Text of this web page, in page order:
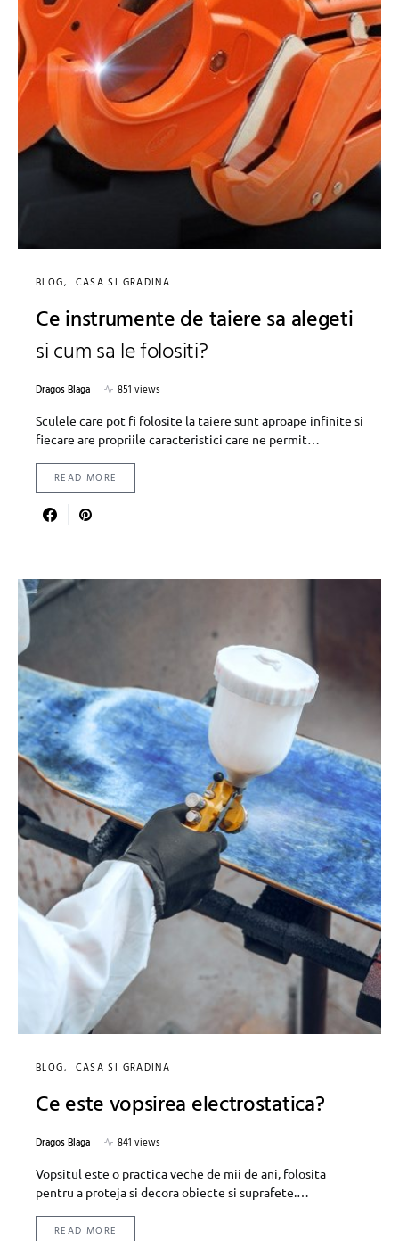
BLOG CASA SI GRADINA
Ce instrumente de taiere sa alegeti
si cum sa le folositi?
Dragos Blaga
851 views
Sculele care pot fi folosite la taiere sunt aproape infinite si
fiecare are propriile caracteristici care ne permit…
READ MORE
BLOG CASA SI GRADINA
Ce este vopsirea electrostatica?
Dragos Blaga
841 views
Vopsitul este o practica veche de mii de ani, folosita
pentru a proteja si decora obiecte si suprafete.…
READ MORE